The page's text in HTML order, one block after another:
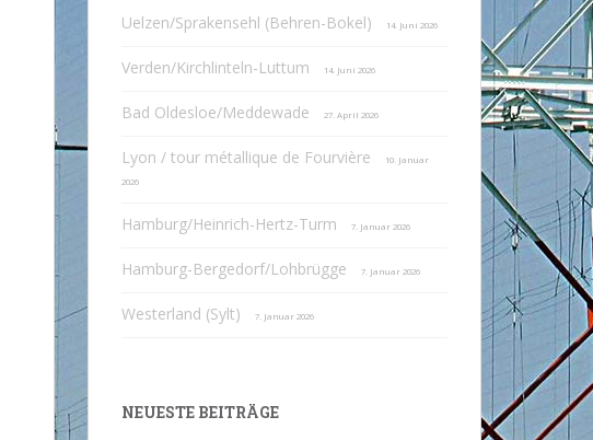
Uelzen/Sprakensehl (Behren-Bokel) 14. Juni 2026
Verden/Kirchlinteln-Luttum 14. Juni 2026
Bad Oldesloe/Meddewade 27. April 2026
Lyon / tour métallique de Fourvière
10. Januar
2026
Hamburg/Heinrich-Hertz-Turm 7. Januar 2026
Hamburg-Bergedorf/Lohbrügge 7. Januar 2026
Westerland (Sylt) 7. Januar 2026
NEUESTE BEITRÄGE